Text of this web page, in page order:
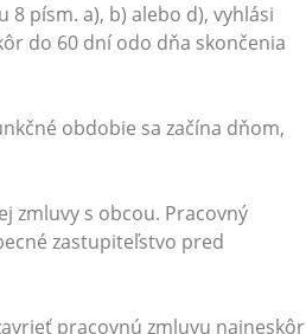
písm. a), b) alebo d), vyhlási
do 60 dní odo dňa skončenia
obdobie sa začína dňom,
zmluvy s obcou. Pracovný
zastupiteľstvo pred
pracovnú zmluvu najneskôr